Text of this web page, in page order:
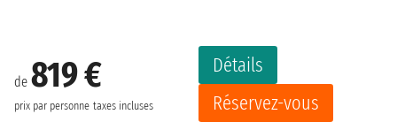
de 819 €
prix par personne taxes incluses
Détails
Réservez-vous